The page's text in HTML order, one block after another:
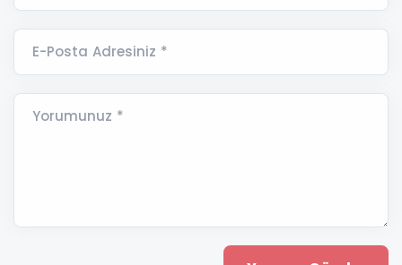
E-Posta Adresiniz *
Yorumunuz *